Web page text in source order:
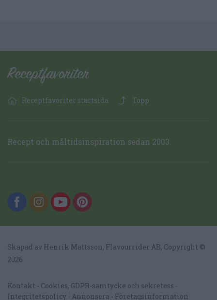
Receptfavoriter startsida Topp
Recept och måltidsinspiration sedan 2003.
Skapad av Henrik Mattsson, Flavourrider AB, Copyright ©
2026
Kontakt
Cookies, GDPR-samtycke och sekretess
Integritetspolicy
Annonsera Företagsinformation